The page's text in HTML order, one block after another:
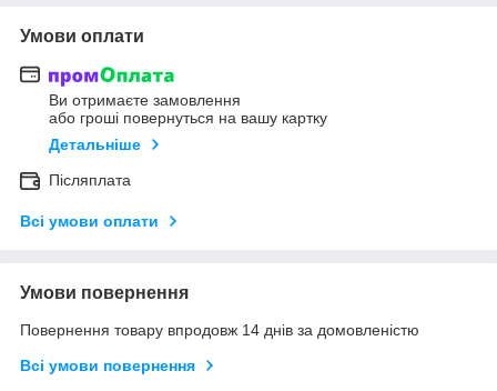
Умови оплати
Ви отримаєте замовлення
або гроші повернуться на вашу картку
Детальніше
Післяплата
Всі умови оплати
Умови повернення
Повернення товару впродовж 14 днів за домовленістю
Всі умови повернення